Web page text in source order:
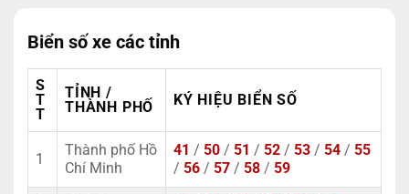
Biển số xe các tỉnh
S
T
T
TỈNH /
THÀNH PHỐ
KÝ HIỆU BIỂN SỐ
1
Thành phố Hồ
Chí Minh
41 / 50 / 51 / 52 / 53 / 54 / 55
/ 56 / 57 / 58 / 59